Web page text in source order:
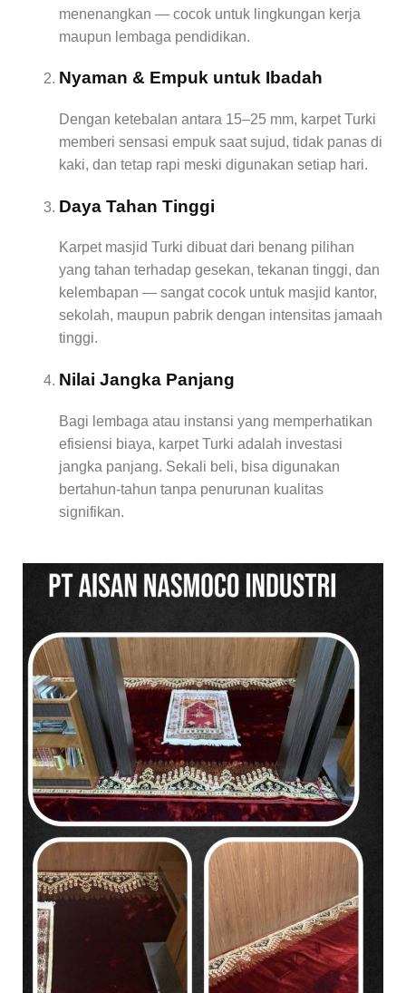
menenangkan — cocok untuk lingkungan kerja
maupun lembaga pendidikan.
Nyaman & Empuk untuk Ibadah
Dengan ketebalan antara 15–25 mm, karpet Turki
memberi sensasi empuk saat sujud, tidak panas di
kaki, dan tetap rapi meski digunakan setiap hari.
Daya Tahan Tinggi
Karpet masjid Turki dibuat dari benang pilihan
yang tahan terhadap gesekan, tekanan tinggi, dan
kelembapan — sangat cocok untuk masjid kantor,
sekolah, maupun pabrik dengan intensitas jamaah
tinggi.
Nilai Jangka Panjang
Bagi lembaga atau instansi yang memperhatikan
efisiensi biaya, karpet Turki adalah investasi
jangka panjang. Sekali beli, bisa digunakan
bertahun-tahun tanpa penurunan kualitas
signifikan.